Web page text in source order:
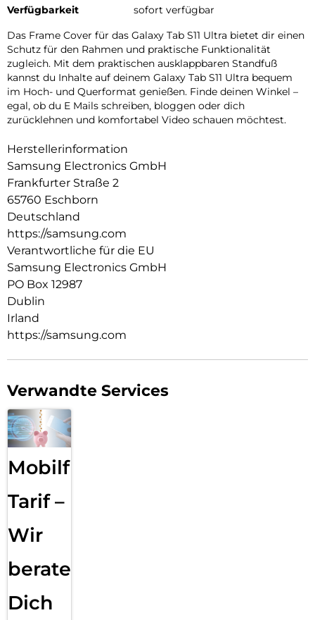
Verfügbarkeit
sofort verfügbar
Das Frame Cover für das Galaxy Tab S11 Ultra bietet dir einen
Schutz für den Rahmen und praktische Funktionalität
zugleich. Mit dem praktischen ausklappbaren Standfuß
kannst du Inhalte auf deinem Galaxy Tab S11 Ultra bequem
im Hoch- und Querformat genießen. Finde deinen Winkel –
egal, ob du E Mails schreiben, bloggen oder dich
zurücklehnen und komfortabel Video schauen möchtest.
Herstellerinformation
Samsung Electronics GmbH
Frankfurter Straße 2
65760 Eschborn
Deutschland
https://samsung.com
Verantwortliche für die EU
Samsung Electronics GmbH
PO Box 12987
Dublin
Irland
https://samsung.com
Verwandte Services
Mobilfunk
Tarif –
Wir
beraten
Dich